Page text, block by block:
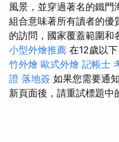
風景，並穿過著名的鐵門
組合意味著所有讀者的優
的訪問，國家覆蓋範圍和
小型外燴推薦 在12歲以
竹外燴 歐式外燴 記帳士
證 落地簽 如果您需要通
新頁面後，請重試標題中